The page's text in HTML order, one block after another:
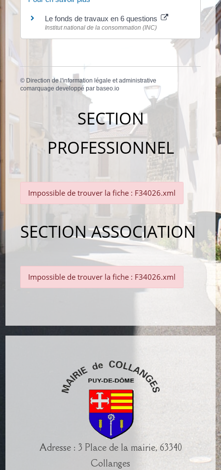
Le fonds de travaux en 6 questions
Institut national de la consommation (INC)
© Direction de l'information légale et administrative
comarquage developpé par baseo.io
SECTION
PROFESSIONNEL
Impossible de trouver la fiche : F34026.xml
SECTION ASSOCIATION
Impossible de trouver la fiche : F34026.xml
Adresse : 3 Place de la mairie, 63340
Collanges